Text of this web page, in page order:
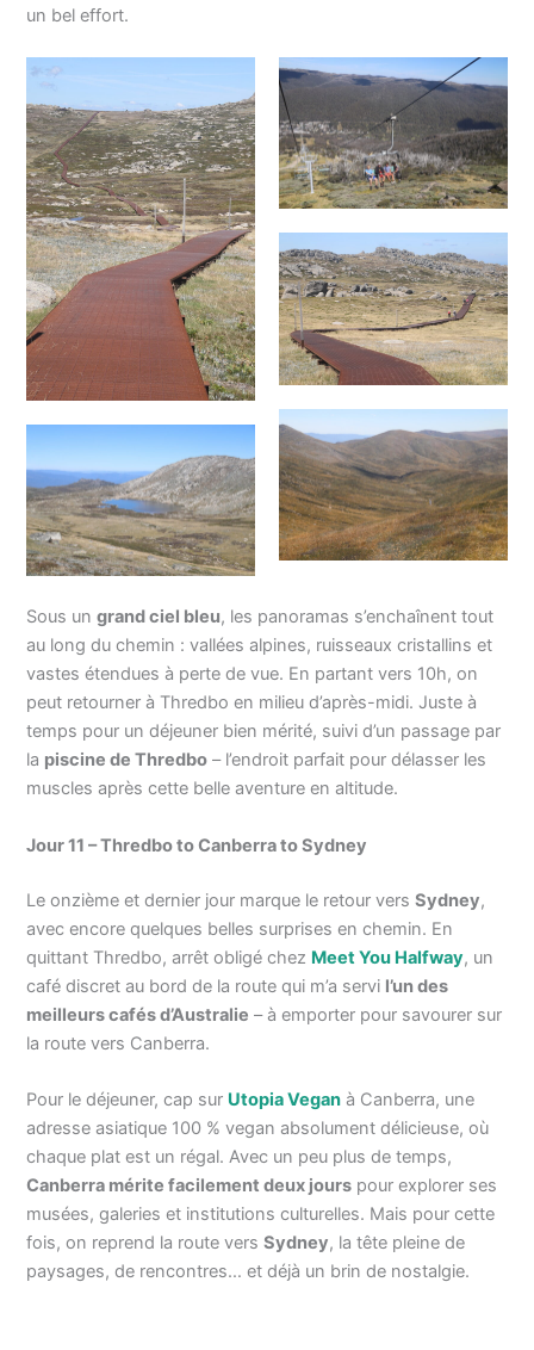
un bel effort.
Sous ungrand ciel bleu, les panoramas s’enchaînent tout
au long du chemin : vallées alpines, ruisseaux cristallins et
vastes étendues à perte de vue. En partant vers 10h, on
peut retourner à Thredbo en milieu d’après-midi. Juste à
temps pour un déjeuner bien mérité, suivi d’un passage par
la piscine de Thredbo – l’endroit parfait pour délasser les
muscles après cette belle aventure en altitude.
Jour 11 – Thredbo to Canberra to Sydney
Le onzième et dernier jour marque le retour versSydney,
avec encore quelques belles surprises en chemin. En
quittant Thredbo, arrêt obligé chez Meet You Halfway, un
café discret au bord de la route qui m’a servi l’un des
meilleurs cafés d’Australie – à emporter pour savourer sur
la route vers Canberra.
Pour le déjeuner, cap sur Utopia Vegan à Canberra, une
adresse asiatique 100 % vegan absolument délicieuse, où
chaque plat est un régal. Avec un peu plus de temps,
Canberra mérite facilement deux jours pour explorer ses
musées, galeries et institutions culturelles. Mais pour cette
fois, on reprend la route versSydney, la tête pleine de
paysages, de rencontres… et déjà un brin de nostalgie.